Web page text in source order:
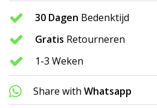
30 Dagen Bedenktijd
Gratis Retourneren
1-3 Weken
Share with Whatsapp